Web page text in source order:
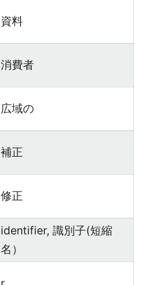
資料
消費者
広域の
補正
修正
identifier, 識別子(短縮
名）